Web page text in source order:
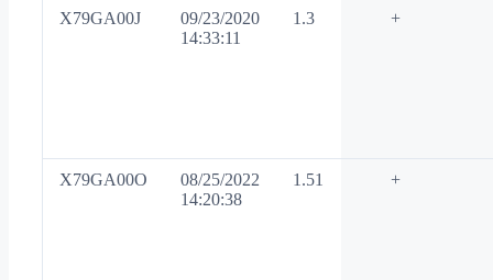
X79GA00J
09/23/2020
14:33:11
1.3 +
X79GA00O
08/25/2022
14:20:38
1.51 +